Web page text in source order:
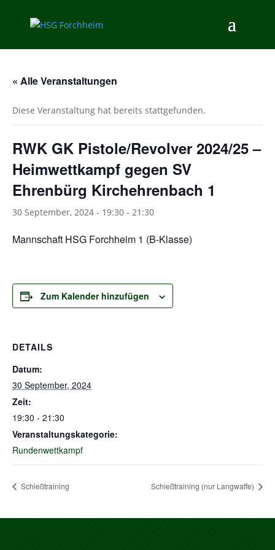
« Alle Veranstaltungen
Diese Veranstaltung hat bereits stattgefunden.
RWK GK Pistole/Revolver 2024/25 –
Heimwettkampf gegen SV
Ehrenbürg Kirchehrenbach 1
30 September, 2024 - 19:30 - 21:30
Mannschaft HSG Forchheim 1 (B-Klasse)
Zum Kalender hinzufügen
DETAILS
Datum:
30 September, 2024
Zeit:
19:30 - 21:30
Veranstaltungskategorie:
Rundenwettkampf
Schießtraining Schießtraining (nur Langwaffe)